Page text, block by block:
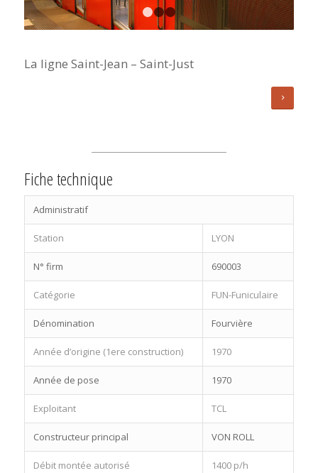
2 3
La ligne Saint-Jean – Saint-Just
Fiche technique
Administratif
Station LYON
N° firm 690003
Catégorie FUN-Funiculaire
Dénomination Fourvière
Année d’origine (1ere construction) 1970
Année de pose 1970
Exploitant TCL
Constructeur principal VON ROLL
Débit montée autorisé 1400 p/h